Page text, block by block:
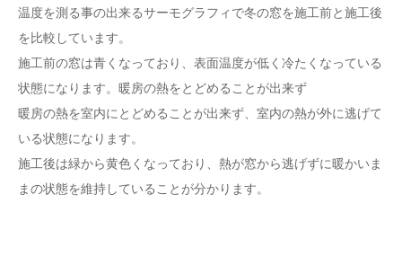
温度を測る事の出来るサーモグラフィで冬の窓を施工前と施工後
を比較しています。
施工前の窓は青くなっており、表面温度が低く冷たくなっている
状態になります。暖房の熱をとどめることが出来ず
暖房の熱を室内にとどめることが出来ず、室内の熱が外に逃げて
いる状態になります。
施工後は緑から黄色くなっており、熱が窓から逃げずに暖かいま
まの状態を維持していることが分かります。